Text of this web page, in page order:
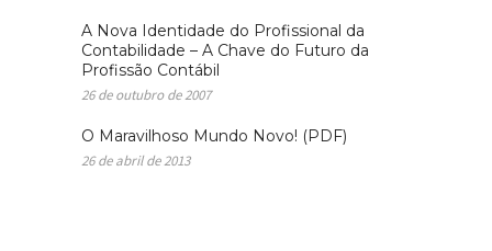
A Nova Identidade do Profissional da
Contabilidade – A Chave do Futuro da
Profissão Contábil
26 de outubro de 2007
O Maravilhoso Mundo Novo! (PDF)
26 de abril de 2013